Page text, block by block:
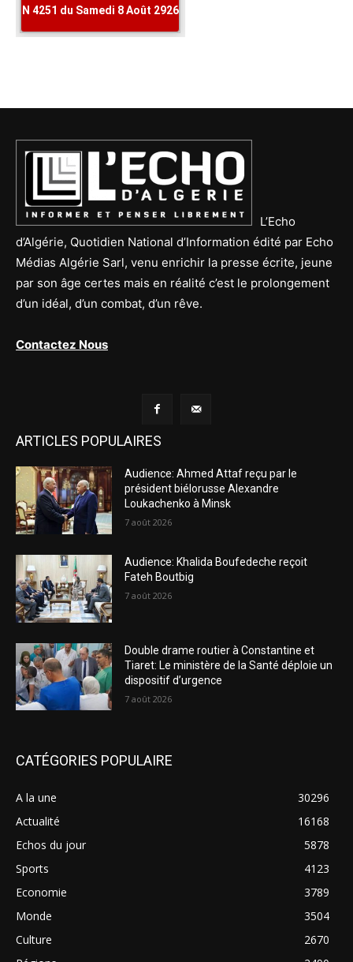
L’Echo
d’Algérie, Quotidien National d’Information édité par Echo
Médias Algérie Sarl, venu enrichir la presse écrite, jeune
par son âge certes mais en réalité c’est le prolongement
d’un idéal, d’un combat, d’un rêve.
Contactez Nous
ARTICLES POPULAIRES
Audience: Ahmed Attaf reçu par le
président biélorusse Alexandre
Loukachenko à Minsk
7 août 2026
Audience: Khalida Boufedeche reçoit
Fateh Boutbig
7 août 2026
Double drame routier à Constantine et
Tiaret: Le ministère de la Santé déploie un
dispositif d’urgence
7 août 2026
CATÉGORIES POPULAIRE
A la une
30296
Actualité
16168
Echos du jour
5878
Sports
4123
Economie
3789
Monde
3504
Culture
2670